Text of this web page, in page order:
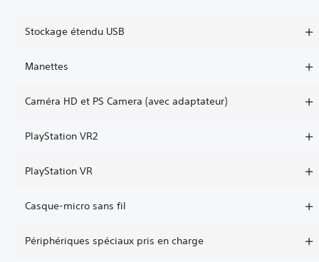
Stockage étendu USB
Manettes
Caméra HD et PS Camera (avec adaptateur)
PlayStation VR2
PlayStation VR
Casque-micro sans fil
Périphériques spéciaux pris en charge